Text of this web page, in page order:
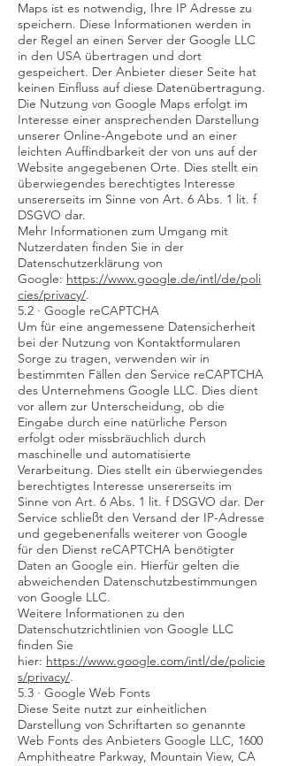
Maps ist es notwendig, Ihre IP Adresse zu
speichern. Diese Informationen werden in
der Regel an einen Server der Google LLC
in den USA übertragen und dort
gespeichert. Der Anbieter dieser Seite hat
keinen Einfluss auf diese Datenübertragung.
Die Nutzung von Google Maps erfolgt im
Interesse einer ansprechenden Darstellung
unserer Online-Angebote und an einer
leichten Auffindbarkeit der von uns auf der
Website angegebenen Orte. Dies stellt ein
überwiegendes berechtigtes Interesse
unsererseits im Sinne von Art. 6 Abs. 1 lit. f
DSGVO dar.
Mehr Informationen zum Umgang mit
Nutzerdaten finden Sie in der
Datenschutzerklärung von
Google: https://www.google.de/intl/de/poli
cies/privacy/.
5.2 · Google reCAPTCHA
Um für eine angemessene Datensicherheit
bei der Nutzung von Kontaktformularen
Sorge zu tragen, verwenden wir in
bestimmten Fällen den Service reCAPTCHA
des Unternehmens Google LLC. Dies dient
vor allem zur Unterscheidung, ob die
Eingabe durch eine natürliche Person
erfolgt oder missbräuchlich durch
maschinelle und automatisierte
Verarbeitung. Dies stellt ein überwiegendes
berechtigtes Interesse unsererseits im
Sinne von Art. 6 Abs. 1 lit. f DSGVO dar. Der
Service schließt den Versand der IP-Adresse
und gegebenenfalls weiterer von Google
für den Dienst reCAPTCHA benötigter
Daten an Google ein. Hierfür gelten die
abweichenden Datenschutzbestimmungen
von Google LLC.
Weitere Informationen zu den
Datenschutzrichtlinien von Google LLC
finden Sie
hier: https://www.google.com/intl/de/policie
s/privacy/.
5.3 · Google Web Fonts
Diese Seite nutzt zur einheitlichen
Darstellung von Schriftarten so genannte
Web Fonts des Anbieters Google LLC, 1600
Amphitheatre Parkway, Mountain View, CA